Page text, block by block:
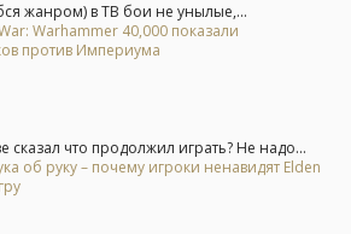
жанром) в ТВ бои не унылые,...
Warhammer 40,000 показали
против Империума
сказал что продолжил играть? Не надо...
об руку – почему игроки ненавидят Elden